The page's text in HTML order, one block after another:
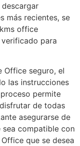
más recientes, se
office
para
Office seguro, el
las instrucciones
permite
de todas
asegurarse de
compatible con
que se desea